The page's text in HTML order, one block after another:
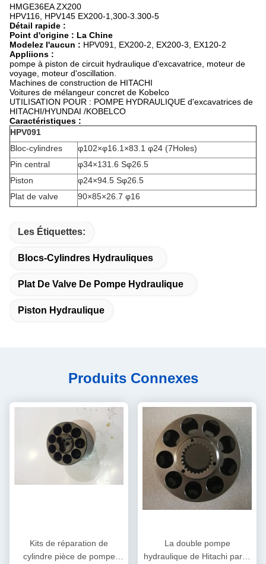
HMGE36EA ZX200
HPV116, HPV145 EX200-1,300-3.300-5
Détail rapide :
Point d'origine : La Chine
Modelez l'aucun : HPV091, EX200-2, EX200-3, EX120-2
Appliions :
pompe à piston de circuit hydraulique d'excavatrice, moteur de
voyage, moteur d'oscillation.
Machines de construction de HITACHI
Voitures de mélangeur concret de Kobelco
UTILISATION POUR : POMPE HYDRAULIQUE d'excavatrices de
HITACHI/HYUNDAI /KOBELCO
Caractéristiques :
HPV091
Bloc-cylindres
φ102×φ16.1×83.1 φ24 (7Holes)
Pin central
φ34×131.6 Sφ26.5
Piston
φ24×94.5 Sφ26.5
Plat de valve
90×85×26.7 φ16
Les Étiquettes:
Blocs-Cylindres Hydrauliques
Plat De Valve De Pompe Hydraulique
Piston Hydraulique
Produits Connexes
Kits de réparation de
cylindre pièce de pompe
La double pompe
hydraulique de Hitachi partie